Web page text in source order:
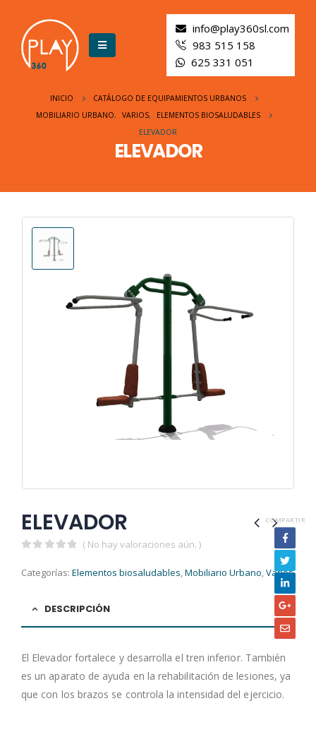
info@play360sl.com
983 515 158
625 331 051
INICIO
CATÁLOGO DE EQUIPAMIENTOS URBANOS
MOBILIARIO URBANO, VARIOS,
ELEMENTOS BIOSALUDABLES
ELEVADOR
ELEVADOR
ELEVADOR
( No hay valoraciones aún. )
Categorías: Elementos biosaludables,Mobiliario Urbano,Varios
COMPARTIR
DESCRIPCIÓN
El Elevador fortalece y desarrolla el tren inferior. También
es un aparato de ayuda en la rehabilitación de lesiones, ya
que con los brazos se controla la intensidad del ejercicio.